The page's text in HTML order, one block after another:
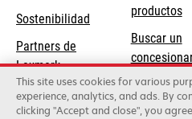
new
tab
Sostenibilidad
Partners de
Lexmark
productos
Buscar un
Lexmark International,
This site uses cookies for various
experience, analytics, and ads. By
clicking "Accept and close", you